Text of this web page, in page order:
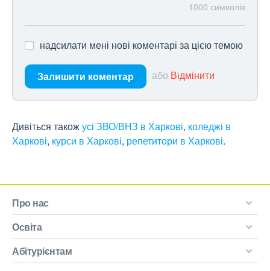
1000 символів
надсилати мені нові коментарі за цією темою
Залишити коментар або Відмінити
Дивіться такожусі ЗВО/ВНЗ в Харкові, коледжі в
Харкові, курси в Харкові, репетитори в Харкові.
Про нас
Освіта
Абітурієнтам